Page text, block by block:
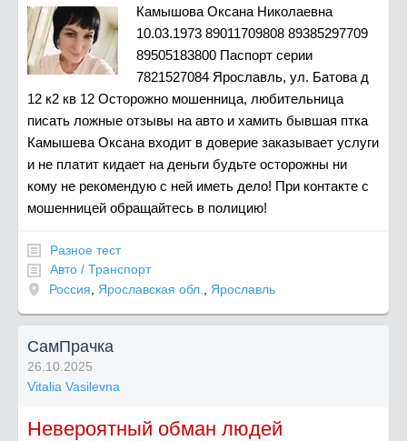
Камышова Оксана Николаевна
10.03.1973 89011709808 89385297709
89505183800 Паспорт серии
7821527084 Ярославль, ул. Батова д
12 к2 кв 12 Осторожно мошенница, любительница
писать ложные отзывы на авто и хамить бывшая птка
Камышева Оксана входит в доверие заказывает услуги
и не платит кидает на деньги будьте осторожны ни
кому не рекомендую с ней иметь дело! При контакте с
мошенницей обращайтесь в полицию!
Разное тест
Авто / Транспорт
Россия
Ярославская обл. Ярославль
СамПрачка
26.10.2025
Vitalia Vasilevna
Невероятный обман людей